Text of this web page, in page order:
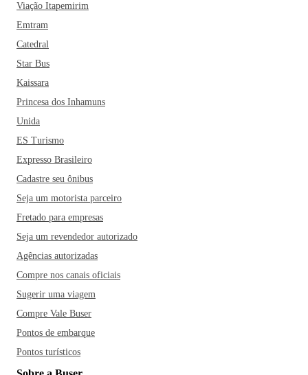
Viação Itapemirim
Emtram
Catedral
Star Bus
Kaissara
Princesa dos Inhamuns
Unida
ES Turismo
Expresso Brasileiro
Cadastre seu ônibus
Seja um motorista parceiro
Fretado para empresas
Seja um revendedor autorizado
Agências autorizadas
Compre nos canais oficiais
Sugerir uma viagem
Compre Vale Buser
Pontos de embarque
Pontos turísticos